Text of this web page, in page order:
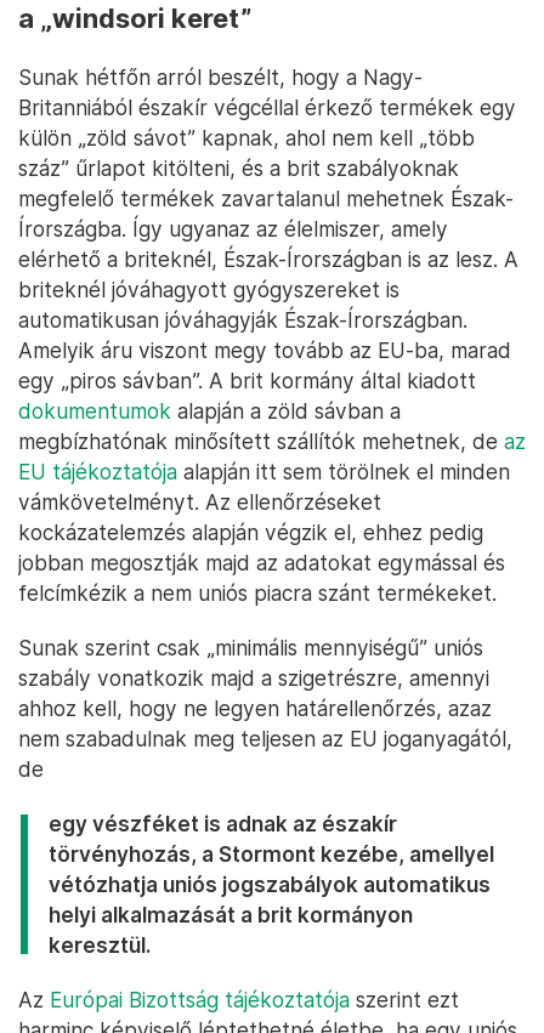
a „windsori keret”
Sunak hétfőn arról beszélt, hogy a Nagy-
Britanniából északír végcéllal érkező termékek egy
külön „zöld sávot” kapnak, ahol nem kell „több
száz” űrlapot kitölteni, és a brit szabályoknak
megfelelő termékek zavartalanul mehetnek Észak-
Írországba. Így ugyanaz az élelmiszer, amely
elérhető a briteknél, Észak-Írországban is az lesz. A
briteknél jóváhagyott gyógyszereket is
automatikusan jóváhagyják Észak-Írországban.
Amelyik áru viszont megy tovább az EU-ba, marad
egy „piros sávban”. A brit kormány által kiadott
dokumentumok alapján a zöld sávban a
megbízhatónak minősített szállítók mehetnek, de az
EU tájékoztatója alapján itt sem törölnek el minden
vámkövetelményt. Az ellenőrzéseket
kockázatelemzés alapján végzik el, ehhez pedig
jobban megosztják majd az adatokat egymással és
felcímkézik a nem uniós piacra szánt termékeket.
Sunak szerint csak „minimális mennyiségű” uniós
szabály vonatkozik majd a szigetrészre, amennyi
ahhoz kell, hogy ne legyen határellenőrzés, azaz
nem szabadulnak meg teljesen az EU joganyagától,
de
egy vészféket is adnak az északír
törvényhozás, a Stormont kezébe, amellyel
vétózhatja uniós jogszabályok automatikus
helyi alkalmazását a brit kormányon
keresztül.
Az Európai Bizottság tájékoztatója szerint ezt